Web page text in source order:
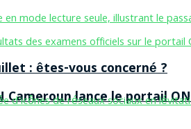
Cameroun lance le portail
: êtes-vous concerné ?